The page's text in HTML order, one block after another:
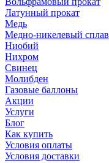
Латунный прокат
Медь
Медно-никелевый сплав
Ниобий
Нихром
Свинец
Молибден
Газовые баллоны
Акции
Услуги
Блог
Как купить
Условия оплаты
Условия доставки